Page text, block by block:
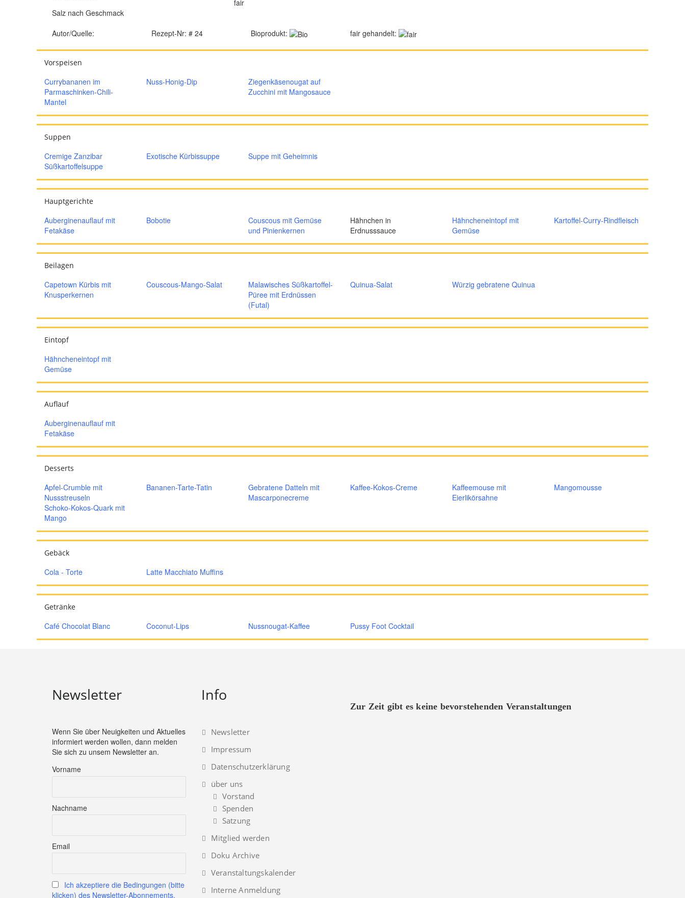
Salz nach Geschmack
Autor/Quelle: Rezept-Nr: # 24 Bioprodukt: fair gehandelt:
Vorspeisen
Currybananen im
Parmaschinken-Chili-
Mantel
Nuss-Honig-Dip
Ziegenkäsenougat auf
Zucchini mit Mangosauce
Suppen
Cremige Zanzibar
Süßkartoffelsuppe
Exotische Kürbissuppe Suppe mit Geheimnis
Hauptgerichte
Auberginenauflauf mit
Fetakäse
Bobotie
Couscous mit Gemüse
und Pinienkernen
Hähnchen in
Erdnusssauce
Hähncheneintopf mit
Gemüse
Kartoffel-Curry-Rindfleisch
Beilagen
Capetown Kürbis mit
Knusperkernen
Couscous-Mango-Salat
Malawisches Süßkartoffel-
Püree mit Erdnüssen
(Futal)
Quinua-Salat Würzig gebratene Quinua
Eintopf
Hähncheneintopf mit
Gemüse
Auflauf
Auberginenauflauf mit
Fetakäse
Desserts
Apfel-Crumble mit
Nussstreuseln
Bananen-Tarte-Tatin
Gebratene Datteln mit
Mascarponecreme
Kaffee-Kokos-Creme
Kaffeemouse mit
Eierlikörsahne
Mangomousse
Schoko-Kokos-Quark mit
Mango
Gebäck
Cola - Torte Latte Macchiato Muffins
Getränke
Café Chocolat Blanc Coconut-Lips Nussnougat-Kaffee Pussy Foot Cocktail
Newsletter
Wenn Sie über Neuigkeiten und Aktuelles
informiert werden wollen, dann melden
Sie sich zu unsem Newsletter an.
Vorname
Nachname
Email
Ich akzeptiere die Bedingungen (bitte
klicken) des Newsletter-Abonnements.
Info
Newsletter
Impressum
Datenschutzerklärung
über uns
Vorstand
Spenden
Satzung
Mitglied werden
Doku Archive
Veranstaltungskalender
Interne Anmeldung
Zur Zeit gibt es keine bevorstehenden Veranstaltungen